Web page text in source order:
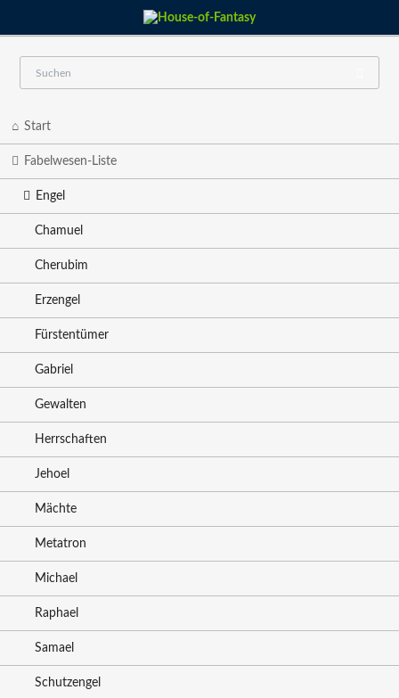
Start
Fabelwesen-Liste
Engel
Chamuel
Cherubim
Erzengel
Fürstentümer
Gabriel
Gewalten
Herrschaften
Jehoel
Mächte
Metatron
Michael
Raphael
Samael
Schutzengel